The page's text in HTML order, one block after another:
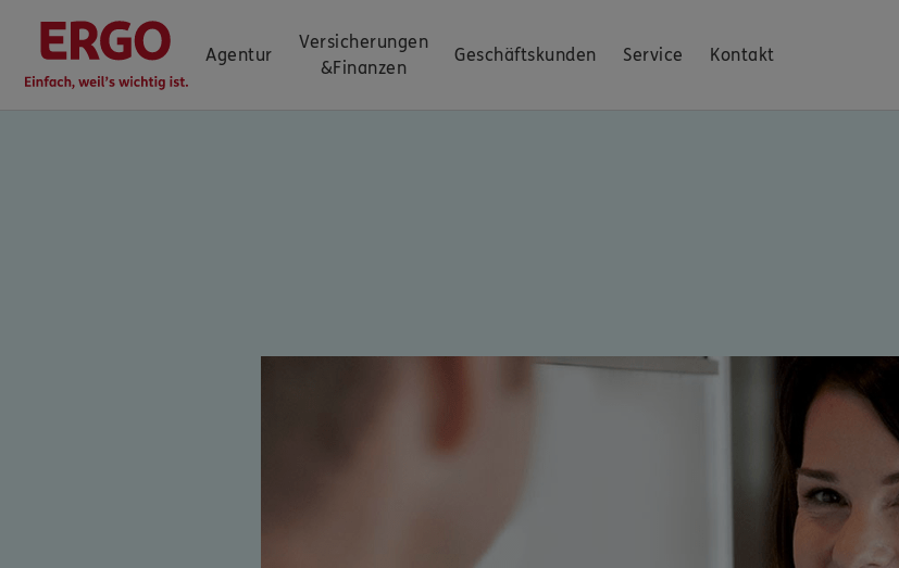
Agentur
Versicherungen
&Finanzen
Geschäftskunden Service Kontakt